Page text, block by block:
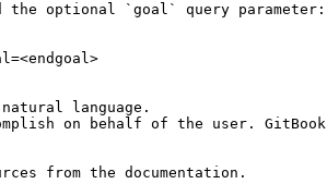
the optional `goal` query parameter:
language.
on behalf of the user.
from the documentation.